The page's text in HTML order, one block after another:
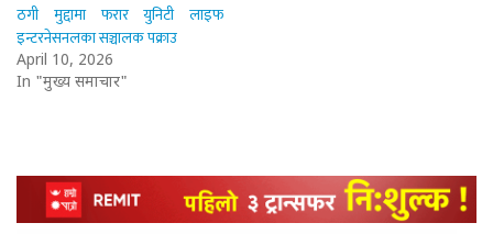
ठगी मुद्दामा फरार युनिटी लाइफ
इन्टरनेसनलका सञ्चालक पक्राउ
April 10, 2026
In "मुख्य समाचार"